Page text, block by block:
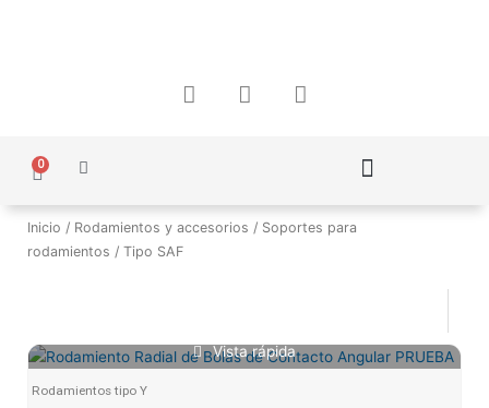
F
a
o
I
n
r
a
W
h
p
0
Carrito
Inicio / Rodamientos y accesorios / Soportes para
rodamientos / Tipo SAF
Vista rápida
Rodamientos tipo Y